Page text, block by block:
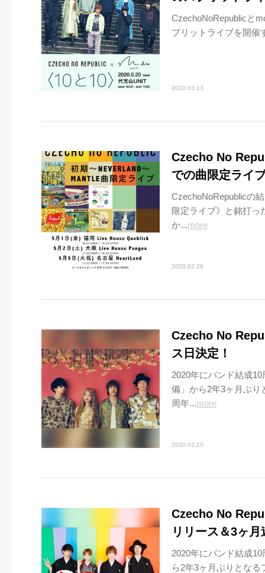
CzechoNoRepublicと
プリットライブを開催
2020.03.13
Czecho No
での曲限定ライ
CzechoNoRepublicの
限定ライブ》と銘打っ
か...more
2020.02.28
Czecho No
ス日決定！
2020年にバンド結成
備」から2年3ヶ月ぶり
周年...more
2020.02.10
Czecho No
リリース＆3ヶ
2020年にバンド結成
ら2年3ヶ月ぶりとな